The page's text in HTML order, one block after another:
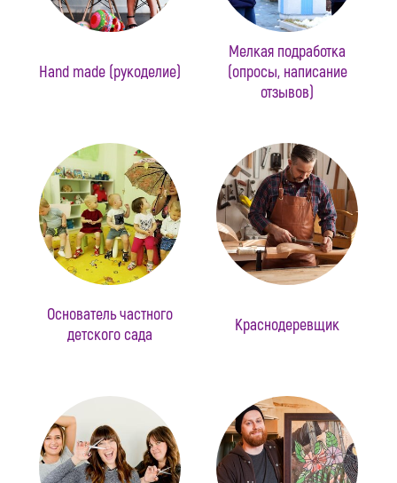
Hand made (рукоделие)
Мелкая подработка
(опросы, написание
отзывов)
Основатель частного
детского сада
Краснодеревщик